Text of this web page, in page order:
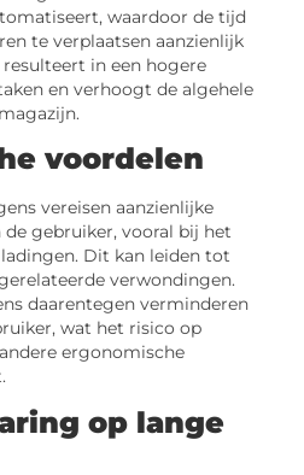
waardoor de tijd
te verplaatsen aanzienlijk
in een hogere
en verhoogt de algehele
voordelen
vereisen aanzienlijke
gebruiker, vooral bij het
Dit kan leiden tot
verwondingen.
daarentegen verminderen
wat het risico op
ergonomische
op lange